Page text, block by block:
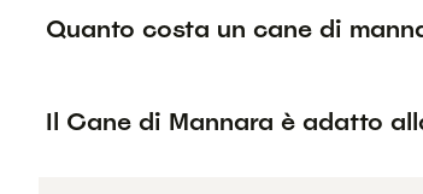
Quanto costa un cane di
Il Cane di Mannara è adatto